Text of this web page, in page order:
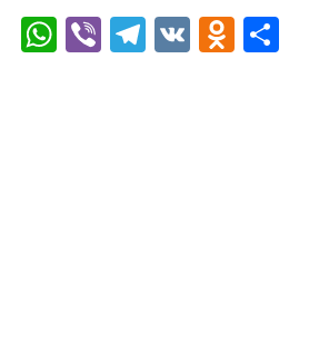
WhatsApp
ViberTelegram
VK